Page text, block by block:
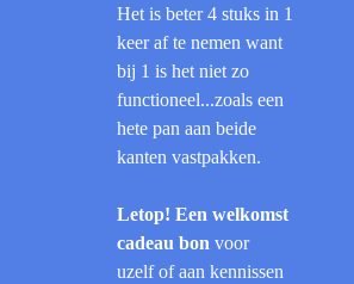
Het is beter 4 stuks in 1
keer af te nemen want
bij 1 is het niet zo
functioneel...zoals een
hete pan aan beide
kanten vastpakken.
Letop! Een welkomst
cadeau bon voor
uzelf of aan kennissen